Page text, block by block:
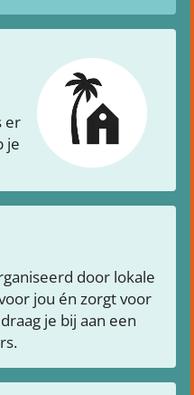
er
je
door lokale
jou én zorgt voor
je bij aan een